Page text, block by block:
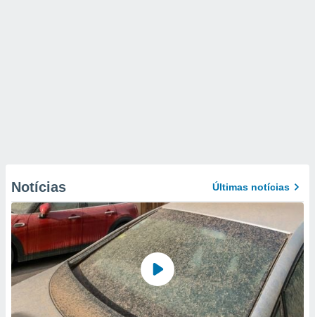
Notícias Últimas notícias